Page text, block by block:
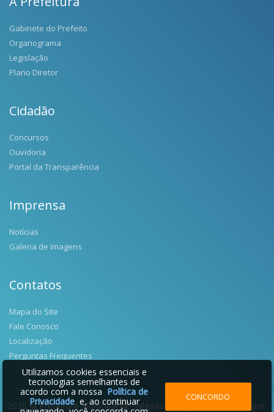
Gabinete do Prefeito
Organograma
Legislação
Plano Diretor
Cidadão
Concursos
Ouvidoria
Portal da Transparência
Imprensa
Notícias
Galeria de Imagens
Contatos
Mapa do Site
Fale Conosco
Localização
Perguntas Frequentes
2026 © Prefeitura Municipal de Salgado Filho | Desenvolvido por:
Utilizamos cookies essenciais e
tecnologias semelhantes de
acordo com a nossa Política de
Privacidadee, ao continuar
CONCORDO